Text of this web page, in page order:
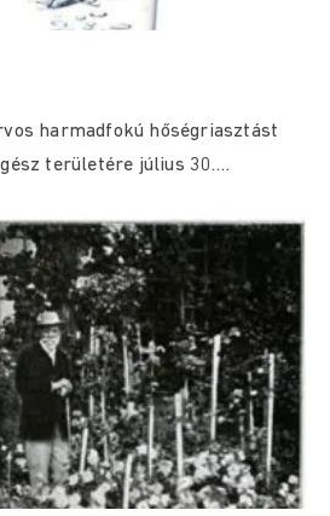
harmadfokú hőségriasztást
területére július 30.